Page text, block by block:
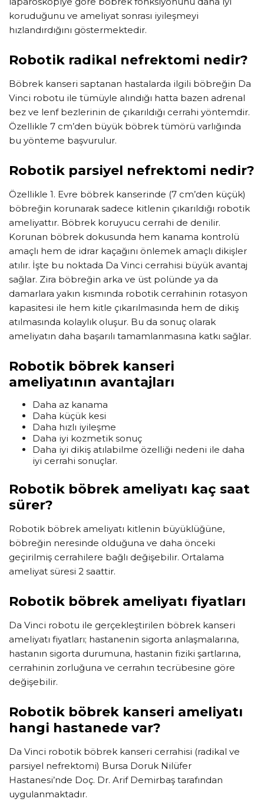
koruduğunu ve ameliyat sonrası iyileşmeyi
hızlandırdığını göstermektedir.
Robotik radikal nefrektomi nedir?
Böbrek kanseri saptanan hastalarda ilgili böbreğin Da
Vinci robotu ile tümüyle alındığı hatta bazen adrenal
bez ve lenf bezlerinin de çıkarıldığı cerrahi yöntemdir.
Özellikle 7 cm’den büyük böbrek tümörü varlığında
bu yönteme başvurulur.
Robotik parsiyel nefrektomi nedir?
Özellikle 1. Evre böbrek kanserinde (7 cm’den küçük)
böbreğin korunarak sadece kitlenin çıkarıldığı robotik
ameliyattır. Böbrek koruyucu cerrahi de denilir.
Korunan böbrek dokusunda hem kanama kontrolü
amaçlı hem de idrar kaçağını önlemek amaçlı dikişler
atılır. İşte bu noktada Da Vinci cerrahisi büyük avantaj
sağlar. Zira böbreğin arka ve üst polünde ya da
damarlara yakın kısmında robotik cerrahinin rotasyon
kapasitesi ile hem kitle çıkarılmasında hem de dikiş
atılmasında kolaylık oluşur. Bu da sonuç olarak
ameliyatın daha başarılı tamamlanmasına katkı sağlar.
Robotik böbrek kanseri
ameliyatının avantajları
Daha az kanama
Daha küçük kesi
Daha hızlı iyileşme
Daha iyi kozmetik sonuç
Daha iyi dikiş atılabilme özelliği nedeni ile daha
iyi cerrahi sonuçlar.
Robotik böbrek ameliyatı kaç saat
sürer?
Robotik böbrek ameliyatı kitlenin büyüklüğüne,
böbreğin neresinde olduğuna ve daha önceki
geçirilmiş cerrahilere bağlı değişebilir. Ortalama
ameliyat süresi 2 saattir.
Robotik böbrek ameliyatı fiyatları
Da Vinci robotu ile gerçekleştirilen böbrek kanseri
ameliyatı fiyatları; hastanenin sigorta anlaşmalarına,
hastanın sigorta durumuna, hastanin fiziki şartlarına,
cerrahinin zorluğuna ve cerrahın tecrübesine göre
değişebilir.
Robotik böbrek kanseri ameliyatı
hangi hastanede var?
Da Vinci robotik böbrek kanseri cerrahisi (radikal ve
parsiyel nefrektomi) Bursa Doruk Nilüfer
Hastanesi’nde Doç. Dr. Arif Demirbaş tarafından
uygulanmaktadır.